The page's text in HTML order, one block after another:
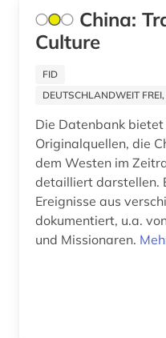
botanik (1)
brauch (1)
brauchtum (2)
China:
Culture
FID
DEUTSCHLANDWEIT
Die Datenbank
Originalquellen, die
dem Westen im
detailliert darstellen.
Ereignisse aus
dokumentiert, u.a.
und Missionaren.